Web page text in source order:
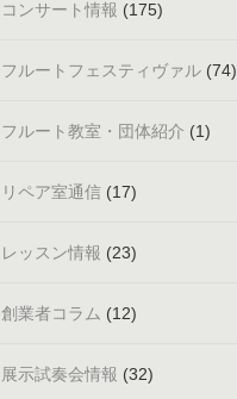
コンサート情報 (175)
フルートフェスティヴァル(74)
フルート教室・団体紹介 (1)
リペア室通信(17)
レッスン情報 (23)
創業者コラム (12)
展示試奏会情報 (32)